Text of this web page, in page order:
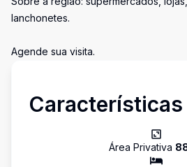
lanchonetes.
Agende sua visita.
Características
Área Privativa